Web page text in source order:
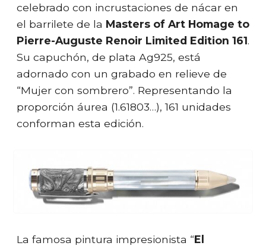
celebrado con incrustaciones de nácar en
el barrilete de la Masters of Art Homage to
Pierre-Auguste Renoir Limited Edition 161.
Su capuchón, de plata Ag925, está
adornado con un grabado en relieve de
“Mujer con sombrero”. Representando la
proporción áurea (1.61803…), 161 unidades
conforman esta edición.
La famosa pintura impresionista “El